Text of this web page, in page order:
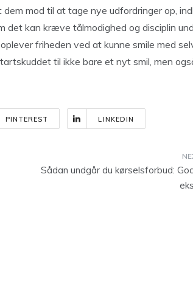
mod til at tage nye udfordringer op,
det kan kræve tålmodighed og disciplin
friheden ved at kunne smile med
til ikke bare et nyt smil, men
PINTEREST LINKEDIN
Sådan undgår du kørselsforbud: